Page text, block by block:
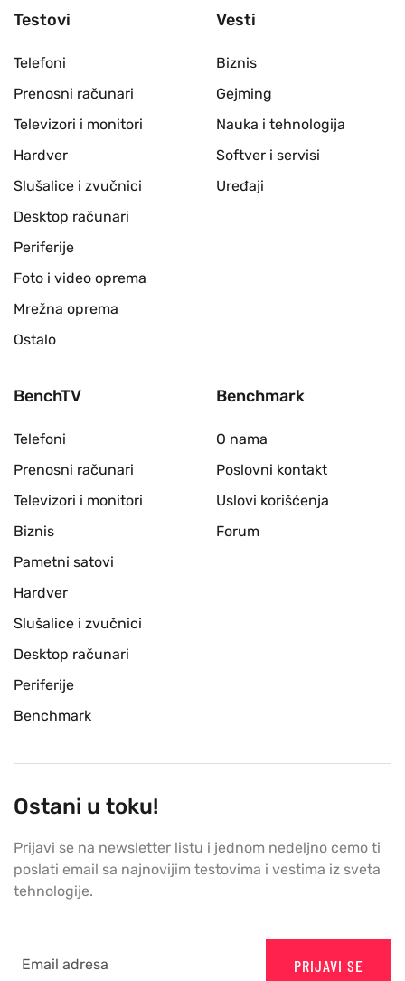
Testovi
Telefoni
Prenosni računari
Televizori i monitori
Hardver
Slušalice i zvučnici
Desktop računari
Periferije
Foto i video oprema
Mrežna oprema
Ostalo
Vesti
Biznis
Gejming
Nauka i tehnologija
Softver i servisi
Uređaji
BenchTV
Telefoni
Prenosni računari
Televizori i monitori
Biznis
Pametni satovi
Hardver
Slušalice i zvučnici
Desktop računari
Periferije
Benchmark
Benchmark
O nama
Poslovni kontakt
Uslovi korišćenja
Forum
Ostani u toku!
Prijavi se na newsletter listu i jednom nedeljno cemo ti
poslati email sa najnovijim testovima i vestima iz sveta
tehnologije.
PRIJAVI SE